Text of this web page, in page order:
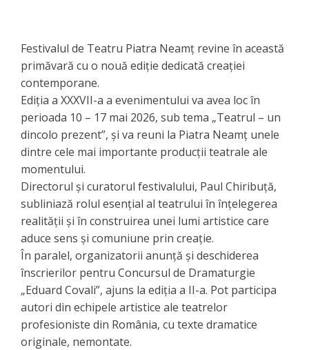
Festivalul de Teatru Piatra Neamț revine în această
primăvară cu o nouă ediție dedicată creației
contemporane.
Ediția a XXXVII-a a evenimentului va avea loc în
perioada 10 – 17 mai 2026, sub tema „Teatrul – un
dincolo prezent”, și va reuni la Piatra Neamț unele
dintre cele mai importante producții teatrale ale
momentului.
Directorul și curatorul festivalului, Paul Chiribuță,
subliniază rolul esențial al teatrului în înțelegerea
realității și în construirea unei lumi artistice care
aduce sens și comuniune prin creație.
În paralel, organizatorii anunță și deschiderea
înscrierilor pentru Concursul de Dramaturgie
„Eduard Covali”, ajuns la ediția a II-a. Pot participa
autori din echipele artistice ale teatrelor
profesioniste din România, cu texte dramatice
originale, nemontate.